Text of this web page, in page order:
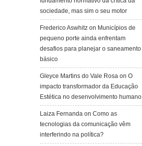
sociedade, mas sim o seu motor
Frederico Aswhitz on Municípios de
pequeno porte ainda enfrentam
desafios para planejar o saneamento
básico
Gleyce Martins do Vale Rosa on O
impacto transformador da Educação
Estética no desenvolvimento humano
Laiza Fernanda on Como as
tecnologias da comunicação vêm
interferindo na política?